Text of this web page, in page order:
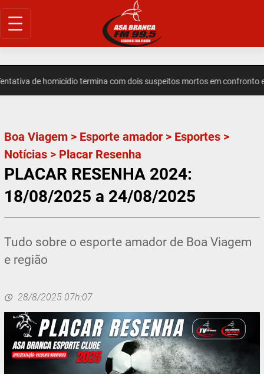
Pular
para
de homicídio termina com dois suspeitos mortos em confronto em
Boa Viagem > Esporte amador > Esportes >
Notícias > Placar Resenha
PLACAR RESENHA 2024:
18/08/2025 a 24/08/2025
Tudo sobre o esporte amador de Boa Viagem
e região
28/8/2025 07h:07